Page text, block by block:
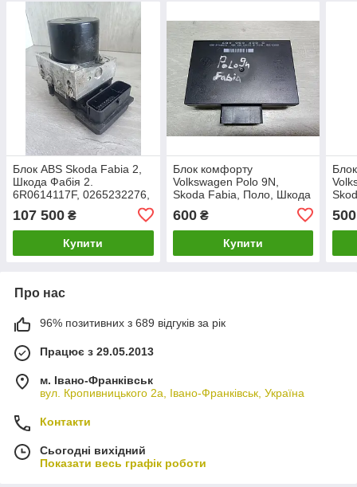
Блок ABS Skoda Fabia 2,
Шкода Фабія 2.
6R0614117F, 0265232276,
107 500 ₴
Купити
Блок комфорту
Volkswagen Polo 9N,
Skoda Fabia, Поло, Шкода
600₴
Купити
500
Про нас
96% позитивних з 689 відгуків за рік
Працює з 29.05.2013
м. Івано-Франківськ
вул. Кропивницького 2а, Івано-Франківськ, Україна
Контакти
Сьогодні вихідний
Показати весь графік роботи